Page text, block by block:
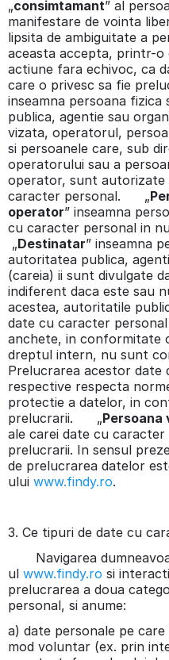
„consimtamant” al
manifestare de vointa
lipsita de ambiguitate a
aceasta accepta, printr-
actiune fara echivoc, ca
care o privesc sa fie
inseamna persoana
publica, agentie sau
vizata, operatorul,
si persoanele care, sub
operatorului sau a
operator, sunt autorizate
caracter personal. „
operator” inseamna
cu caracter personal in
„Destinatar” inseamna
autoritatea publica,
(careia) ii sunt divulgate
indiferent daca este sau
acestea, autoritatile
date cu caracter
anchete, in conformitate
dreptul intern, nu sunt
Prelucrarea acestor
respective respecta
protectie a datelor, in
prelucrarii. „Persoana
ale carei date cu
prelucrarii. In sensul
de prelucrarea datelor
ului www.findy.ro.
3. Ce tipuri de date cu
Navigarea
ul www.findy.ro si
prelucrarea a doua
personal, si anume:
a) date personale pe
mod voluntar (ex. prin